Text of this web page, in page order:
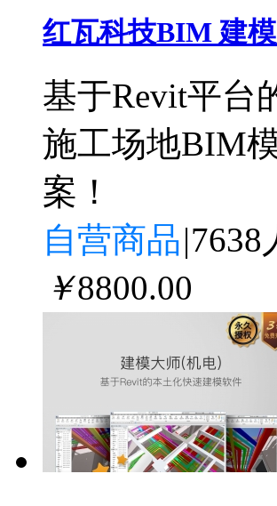
红瓦科技BIM 建
基于Revit平台
施工场地BIM
案！
自营商品|7638
￥8800.00